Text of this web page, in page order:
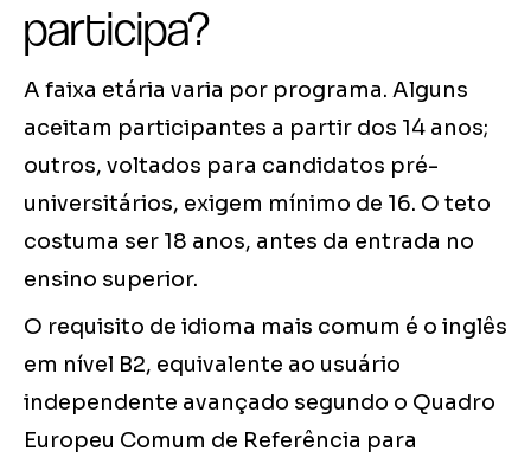
participa?
A faixa etária varia por programa. Alguns
aceitam participantes a partir dos 14 anos;
outros, voltados para candidatos pré-
universitários, exigem mínimo de 16. O teto
costuma ser 18 anos, antes da entrada no
ensino superior.
O requisito de idioma mais comum é o inglês
em nível B2, equivalente ao usuário
independente avançado segundo o Quadro
Europeu Comum de Referência para